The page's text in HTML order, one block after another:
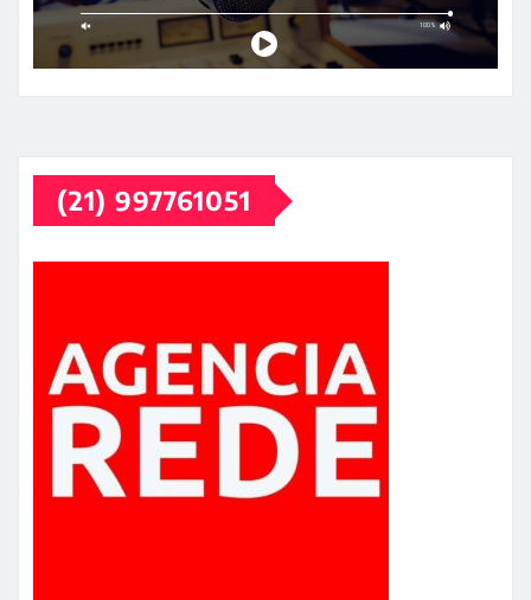
(21) 997761051